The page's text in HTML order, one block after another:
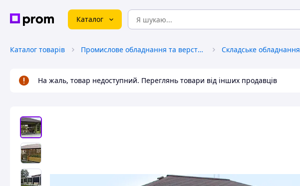
Каталог
Каталог товарів Промислове обладнання та верстати Складське обладнання
На жаль, товар недоступний. Переглянь товари від інших продавців